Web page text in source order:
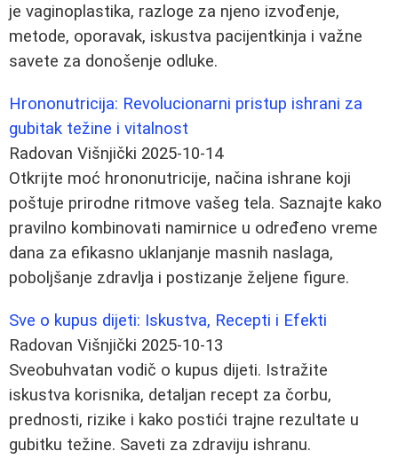
je vaginoplastika, razloge za njeno izvođenje,
metode, oporavak, iskustva pacijentkinja i važne
savete za donošenje odluke.
Hrononutricija: Revolucionarni pristup ishrani za
gubitak težine i vitalnost
Radovan Višnjički 2025-10-14
Otkrijte moć hrononutricije, načina ishrane koji
poštuje prirodne ritmove vašeg tela. Saznajte kako
pravilno kombinovati namirnice u određeno vreme
dana za efikasno uklanjanje masnih naslaga,
poboljšanje zdravlja i postizanje željene figure.
Sve o kupus dijeti: Iskustva, Recepti i Efekti
Radovan Višnjički 2025-10-13
Sveobuhvatan vodič o kupus dijeti. Istražite
iskustva korisnika, detaljan recept za čorbu,
prednosti, rizike i kako postići trajne rezultate u
gubitku težine. Saveti za zdraviju ishranu.